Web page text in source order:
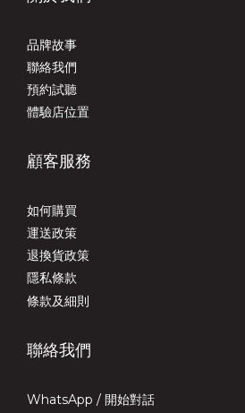
品牌故事
聯絡我們
預約試聽
體驗店位置
顧客服務
如何購買
運送政策
退換貨政策
隱私條款
條款及細則
聯絡我們
WhatsApp / 開始對話